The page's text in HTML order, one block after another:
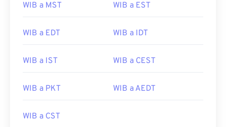
WIB a MST WIB a EST
WIB a EDT WIB a IDT
WIB a IST WIB a CEST
WIB a PKT WIB a AEDT
WIB a CST